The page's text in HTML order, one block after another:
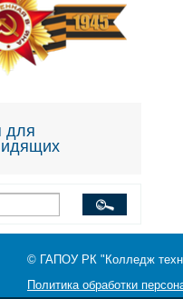
для
© ГАПОУ РК "Колледж
Политика обработки